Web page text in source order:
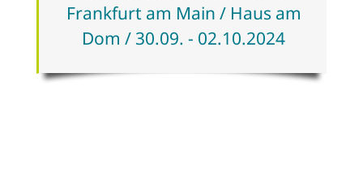
Frankfurt am Main / Haus am
Dom / 30.09. - 02.10.2024